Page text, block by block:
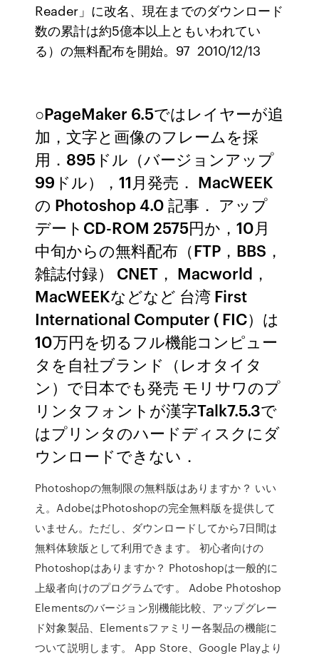
Reader」に改名、現在までのダウンロード
数の累計は約5億本以上ともいわれてい
る）の無料配布を開始。97 2010/12/13
○PageMaker 6.5ではレイヤーが追
加，文字と画像のフレームを採
用．895ドル（バージョンアップ
99ドル），11月発売． MacWEEK
の Photoshop 4.0 記事． アップ
デートCD-ROM 2575円か，10月
中旬からの無料配布（FTP，BBS，
雑誌付録） CNET， Macworld，
MacWEEKなどなど 台湾 First
International Computer ( FIC）は
10万円を切るフル機能コンピュー
タを自社ブランド（レオタイタ
ン）で日本でも発売 モリサワのプ
リンタフォントが漢字Talk7.5.3で
はプリンタのハードディスクにダ
ウンロードできない．
Photoshopの無制限の無料版はありますか？ いい
え。AdobeはPhotoshopの完全無料版を提供して
いません。ただし、ダウンロードしてから7日間は
無料体験版として利用できます。 初心者向けの
Photoshopはありますか？ Photoshopは一般的に
上級者向けのプログラムです。 Adobe Photoshop
Elementsのバージョン別機能比較、アップグレー
ド対象製品、Elementsファミリー各製品の機能に
ついて説明します。 App Store、Google Playより